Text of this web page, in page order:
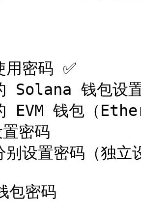
密码 ✅
Solana 钱包设
EVM 钱包（
密码
设置密码（独立
包密码